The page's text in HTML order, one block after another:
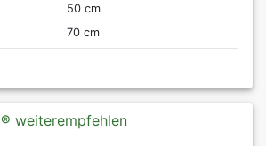
50 cm
70 cm
weiterempfehlen